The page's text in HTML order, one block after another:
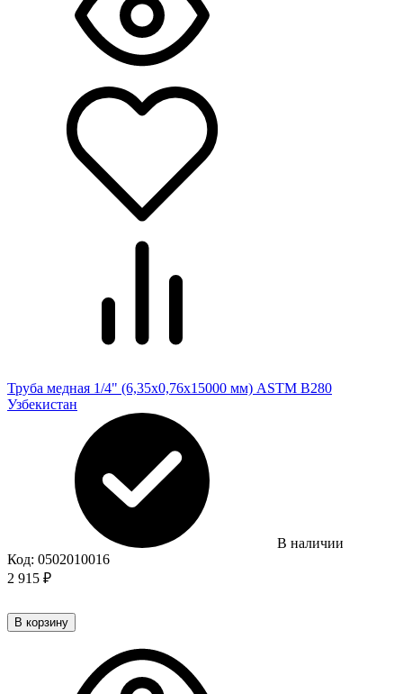
Труба медная 1/4" (6,35х0,76х15000 мм) ASTM B280
Узбекистан
В наличии
Код: 0502010016
2 915 ₽
В корзину